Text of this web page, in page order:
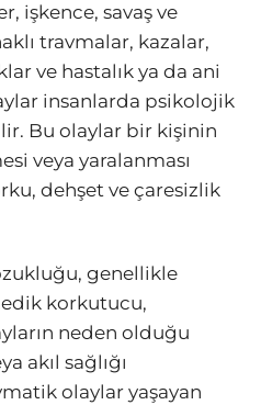
işkence, savaş ve
travmalar, kazalar,
ve hastalık ya da ani
insanlarda psikolojik
Bu olaylar bir kişinin
veya yaralanması
dehşet ve çaresizlik
genellikle
korkutucu,
neden olduğu
akıl sağlığı
olaylar yaşayan